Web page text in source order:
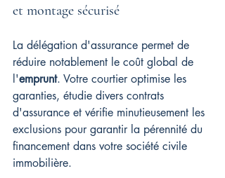
et montage sécurisé
La délégation d'assurance permet de
réduire notablement le coût global de
l'emprunt. Votre courtier optimise les
garanties, étudie divers contrats
d'assurance et vérifie minutieusement les
exclusions pour garantir la pérennité du
financement dans votre société civile
immobilière.